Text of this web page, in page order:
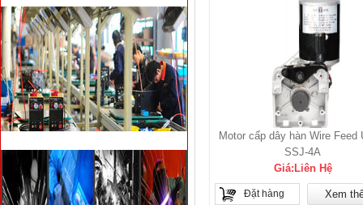
Motor cấp dây hàn Wire Feed
SSJ-4A
Giá:Liên Hệ
Đặt hàng Xem